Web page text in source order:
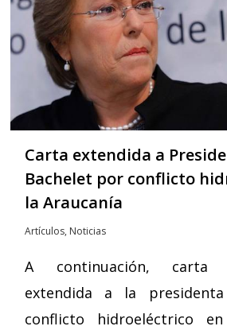
Carta extendida a
Bachelet por conflicto
la Araucanía
Artículos, Noticias
A continuación, carta
extendida a la
conflicto hidroeléctrico